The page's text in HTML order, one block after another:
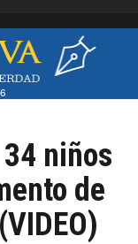
niños
de